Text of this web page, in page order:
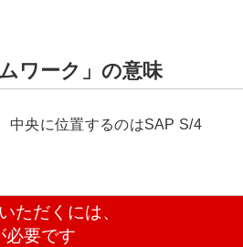
ワーク」の意味
中央に位置するのはSAP S/4
ただくには、
必要です